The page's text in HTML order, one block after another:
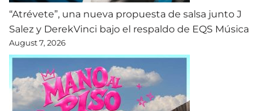
“Atrévete”, una nueva propuesta de salsa junto J
Salez y DerekVinci bajo el respaldo de EQS Música
August 7, 2026